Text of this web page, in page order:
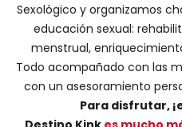
Sexológico y organizamos
educación sexual:
menstrual,
Todo acompañado con las
con un asesoramiento
Para disfrutar,